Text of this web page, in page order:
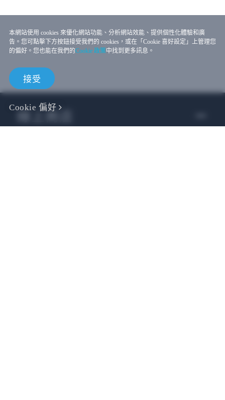
本網站使用 cookies 來優化網站功能、分析網站效能、提供個性化體驗和廣
告。您可點擊下方按鈕接受我們的 cookies，或在「Cookie 喜好設定」上管理您
的偏好。您也能在我們的Cookie 政策中找到更多訊息。
接受
Cookie 偏好